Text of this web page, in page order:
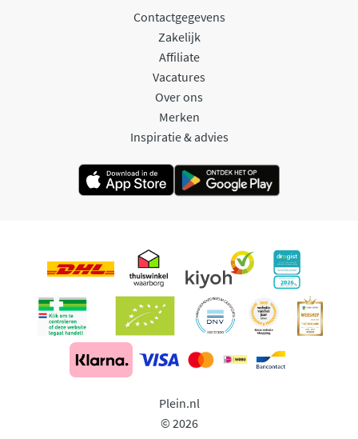
Contactgegevens
Zakelijk
Affiliate
Vacatures
Over ons
Merken
Inspiratie & advies
Plein.nl
© 2026